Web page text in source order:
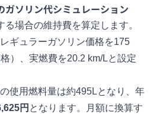
ガソリン代シミュレーション
場合の維持費を算定します。
ギュラーガソリン価格を175
）、実燃費を20.2 km/Lと設定
使用燃料量は約495Lとなり、年
円 となります。月額に換算す